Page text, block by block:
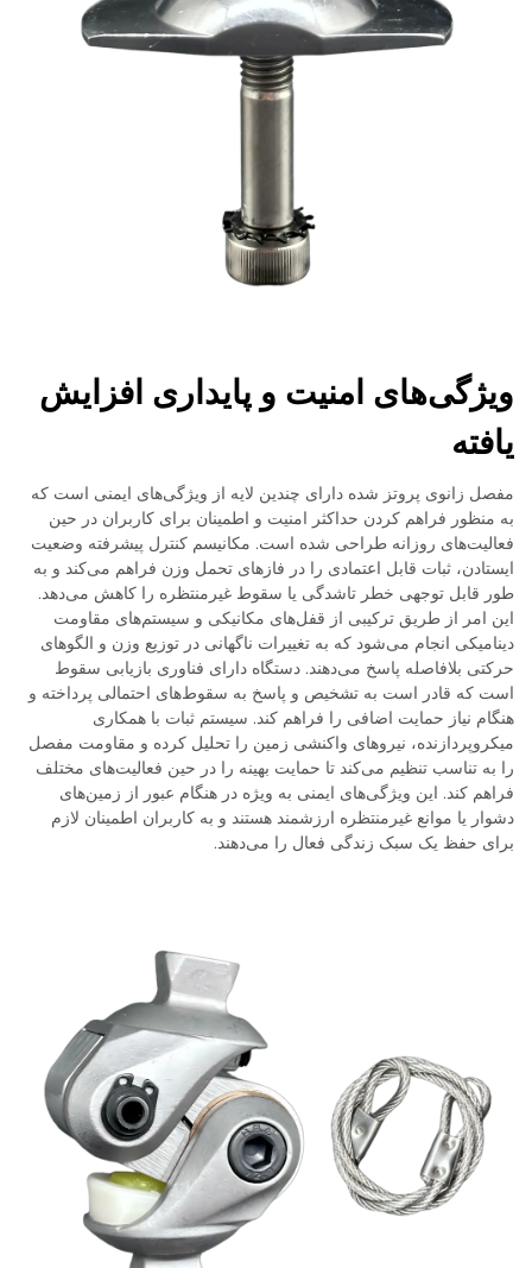
ویژگی‌های امنیت و پایداری افزایش
یافته
مفصل زانوی پروتز شده دارای چندین لایه از ویژگی‌های ایمنی است که
به منظور فراهم کردن حداکثر امنیت و اطمینان برای کاربران در حین
فعالیت‌های روزانه طراحی شده است. مکانیسم کنترل پیشرفته وضعیت
ایستادن، ثبات قابل اعتمادی را در فازهای تحمل وزن فراهم می‌کند و به
طور قابل توجهی خطر تاشدگی یا سقوط غیرمنتظره را کاهش می‌دهد.
این امر از طریق ترکیبی از قفل‌های مکانیکی و سیستم‌های مقاومت
دینامیکی انجام می‌شود که به تغییرات ناگهانی در توزیع وزن و الگوهای
حرکتی بلافاصله پاسخ می‌دهند. دستگاه دارای فناوری بازیابی سقوط
است که قادر است به تشخیص و پاسخ به سقوط‌های احتمالی پرداخته و
هنگام نیاز حمایت اضافی را فراهم کند. سیستم ثبات با همکاری
میکروپردازنده، نیروهای واکنشی زمین را تحلیل کرده و مقاومت مفصل
را به تناسب تنظیم می‌کند تا حمایت بهینه را در حین فعالیت‌های مختلف
فراهم کند. این ویژگی‌های ایمنی به ویژه در هنگام عبور از زمین‌های
دشوار یا موانع غیرمنتظره ارزشمند هستند و به کاربران اطمینان لازم
برای حفظ یک سبک زندگی فعال را می‌دهند.